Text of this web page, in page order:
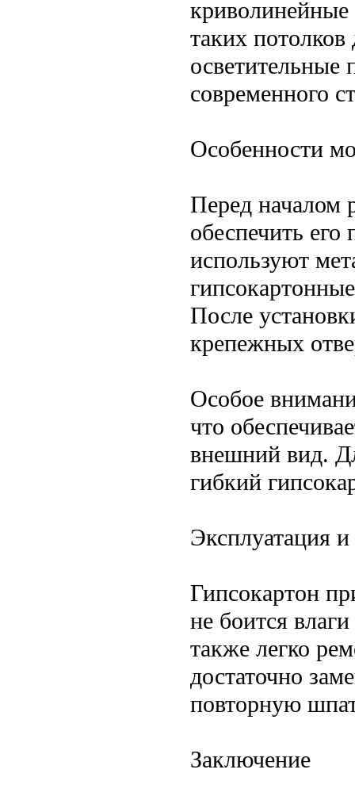
таких
осветительные
современного
Особенности
Перед началом
обеспечить
используют
После
крепежных
Особое
что
внешний вид.
гибкий
Эксплуатация и
Гипсокартон
не боится
также легко
достаточно
повторную
Заключение